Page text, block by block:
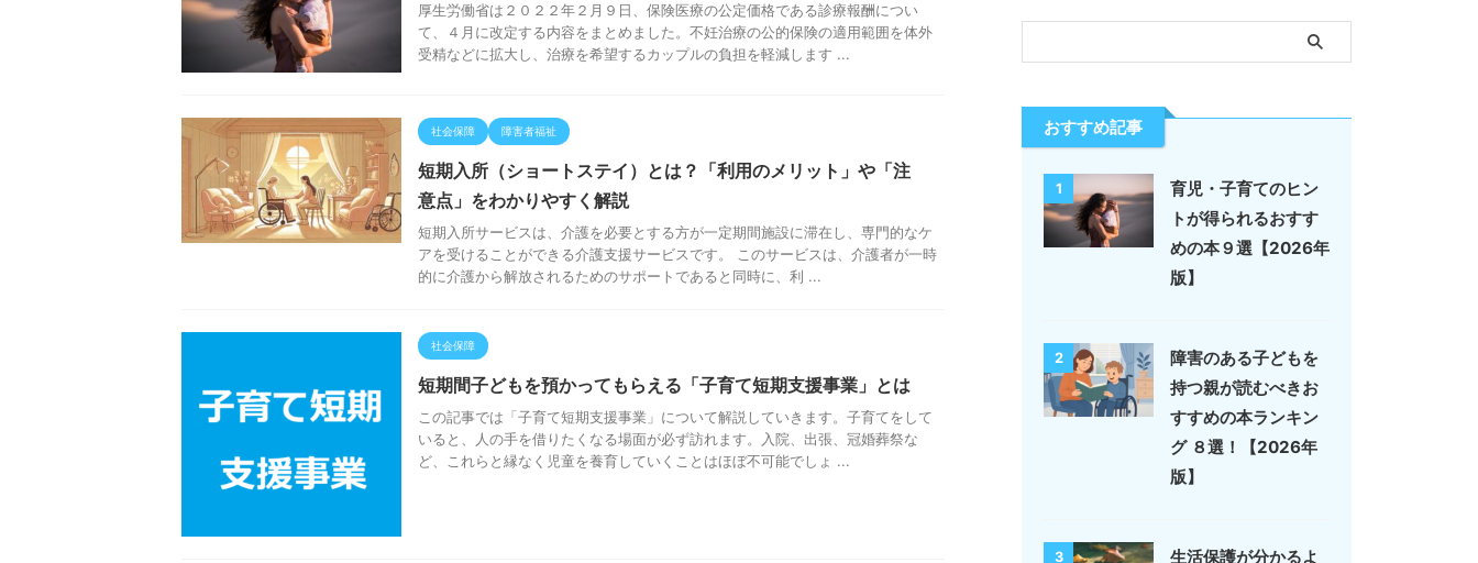
厚生労働省は２０２２年２月９日、保険医療の公定価格である診療報酬につい
て、４月に改定する内容をまとめました。不妊治療の公的保険の適用範囲を体外
受精などに拡大し、治療を希望するカップルの負担を軽減します ...
社会保障 障害者福祉
短期入所（ショートステイ）とは？「利用のメリット」や「注
意点」をわかりやすく解説
短期入所サービスは、介護を必要とする方が一定期間施設に滞在し、専門的なケ
アを受けることができる介護支援サービスです。 このサービスは、介護者が一時
的に介護から解放されるためのサポートであると同時に、利 ...
社会保障
短期間子どもを預かってもらえる「子育て短期支援事業」とは
この記事では「子育て短期支援事業」について解説していきます。子育てをして
いると、人の手を借りたくなる場面が必ず訪れます。入院、出張、冠婚葬祭な
ど、これらと縁なく児童を養育していくことはほぼ不可能でしょ ...
おすすめ記事
1
育児・子育てのヒン
トが得られるおすす
めの本９選【2026年
版】
2
障害のある子どもを
持つ親が読むべきお
すすめの本ランキン
グ ８選！【2026年
版】
3
生活保護が分かるよ